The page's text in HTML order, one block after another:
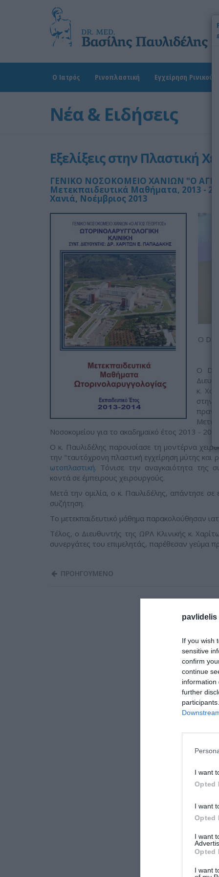
pavlidelis
If you wish
sensitive
confirm
continue
information
further
I want
Opted
I want
Opted
I want
Opted
I want
Ο Ιατρός Ρινοπλαστική Εγχείρηση Ρινικού
Νέα & Ειδήσεις
Εξελίξεις στην Πλαστική
ΓΕΝΙΚΟ ΝΟΣΟΚΟΜΕΙΟ ΧΑΝΙΩΝ "Ο
Μετεκπαιδευτικά Μαθήματα, 2013 -
Χανιά, Νοέμβριος 2013
Ο Dr.
Ο Dr.
κ.
στην
Νοσοκομείου για το ακαδημαϊκό έτος 2013 -
Ο κ. Παυλιδέλης παρουσίασε τη μοντέρνα
την "ταυτόχρονη πλαστική εγχείρηση μύτης και
ωτοπλαστική. Τόνισε την αναγκαιότητα της
κοντά σε έμπειρους χειρουργούς.
Μετά την ομιλία, ο κ. Παυλιδέλης, απάντησε
συζήτηση.
To μετεκπαιδευτικό μάθημα παρακολούθησαν
Τέλος, ο Διευθυντής της ΩΡΛ Κλινικής κ.
συνεργάτες του επιμελητάς, παρέθεσαν γεύμα
ΠΡΟΗΓΟΥΜΕΝΟ